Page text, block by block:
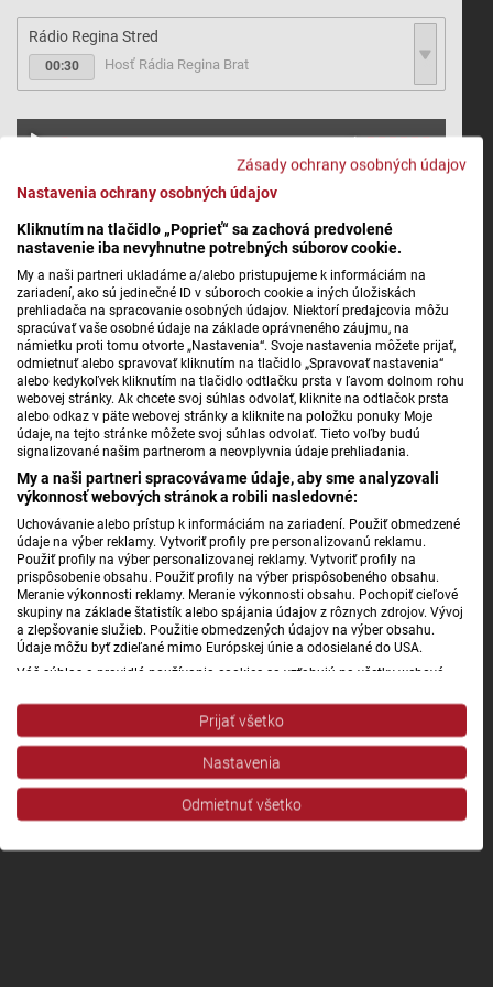
Zásady ochrany osobných údajov
Nastavenia ochrany osobných údajov
Kliknutím na tlačidlo „Poprieť“ sa zachová predvolené
nastavenie iba nevyhnutne potrebných súborov cookie.
My a naši partneri ukladáme a/alebo pristupujeme k informáciám na
zariadení, ako sú jedinečné ID v súboroch cookie a iných úložiskách
prehliadača na spracovanie osobných údajov. Niektorí predajcovia môžu
spracúvať vaše osobné údaje na základe oprávneného záujmu, na
námietku proti tomu otvorte „Nastavenia“. Svoje nastavenia môžete prijať,
odmietnuť alebo spravovať kliknutím na tlačidlo „Spravovať nastavenia“
alebo kedykoľvek kliknutím na tlačidlo odtlačku prsta v ľavom dolnom rohu
webovej stránky. Ak chcete svoj súhlas odvolať, kliknite na odtlačok prsta
alebo odkaz v päte webovej stránky a kliknite na položku ponuky Moje
údaje, na tejto stránke môžete svoj súhlas odvolať. Tieto voľby budú
signalizované našim partnerom a neovplyvnia údaje prehliadania.
My a naši partneri spracovávame údaje, aby sme analyzovali
výkonnosť webových stránok a robili nasledovné:
Uchovávanie alebo prístup k informáciám na zariadení. Použiť obmedzené
údaje na výber reklamy. Vytvoriť profily pre personalizovanú reklamu.
Použiť profily na výber personalizovanej reklamy. Vytvoriť profily na
prispôsobenie obsahu. Použiť profily na výber prispôsobeného obsahu.
Meranie výkonnosti reklamy. Meranie výkonnosti obsahu. Pochopiť cieľové
skupiny na základe štatistík alebo spájania údajov z rôznych zdrojov. Vývoj
a zlepšovanie služieb. Použitie obmedzených údajov na výber obsahu.
Údaje môžu byť zdieľané mimo Európskej únie a odosielané do USA.
Váš súhlas a pravidlá používania cookies sa vzťahujú na všetky webové
Stred, Rádio Regina Západ, Rádio Patria, Rádio Devín, RTVS, Hudobné
pozdravy, Rádio Slovensko, RSI Francais, RSI English, RSI Slovensky, Rádio
Junior, RSI, Rádio Regina Východ, Rádio_FM, RSI Espanol, NEV.
Zobraziť zoznam partnerov (1 predajcovia IAB)
Vaše údaje používame na nasledujúce účely:
Prijať všetko
Nastavenia
Odmietnuť všetko
Rádio Regina Stred
00:30 Hosť Rádia Regina Bratislava (R)